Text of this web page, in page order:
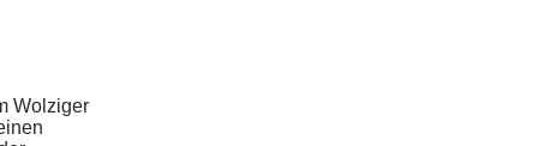
Wolziger